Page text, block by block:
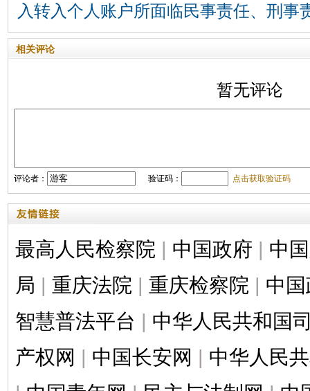
入转入个人账户所面临民事责任、刑事
相关评论
暂无评论
评论者： 验证码： 点击获取验证码
最高人民检察院 | 中国政府 | 中
局 | 重庆法院 | 重庆检察院 | 中
智慧普法平台 | 中华人民共和国
产权网 | 中国长安网 | 中华人民